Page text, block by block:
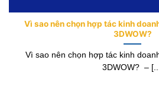
Vì sao nên chọn hợp tác kinh
3DWOW?
Vì sao nên chọn hợp tác kinh
3DWOW? –